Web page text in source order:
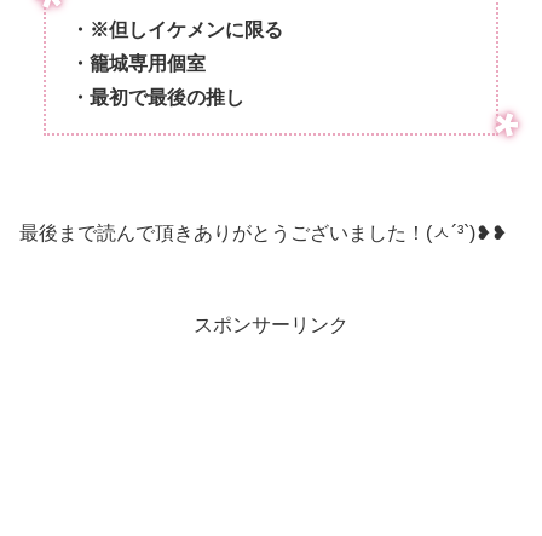
・※但しイケメンに限る
・籠城専用個室
・最初で最後の推し
最後まで読んで頂きありがとうございました！(ㅅ´³`)❥❥
スポンサーリンク